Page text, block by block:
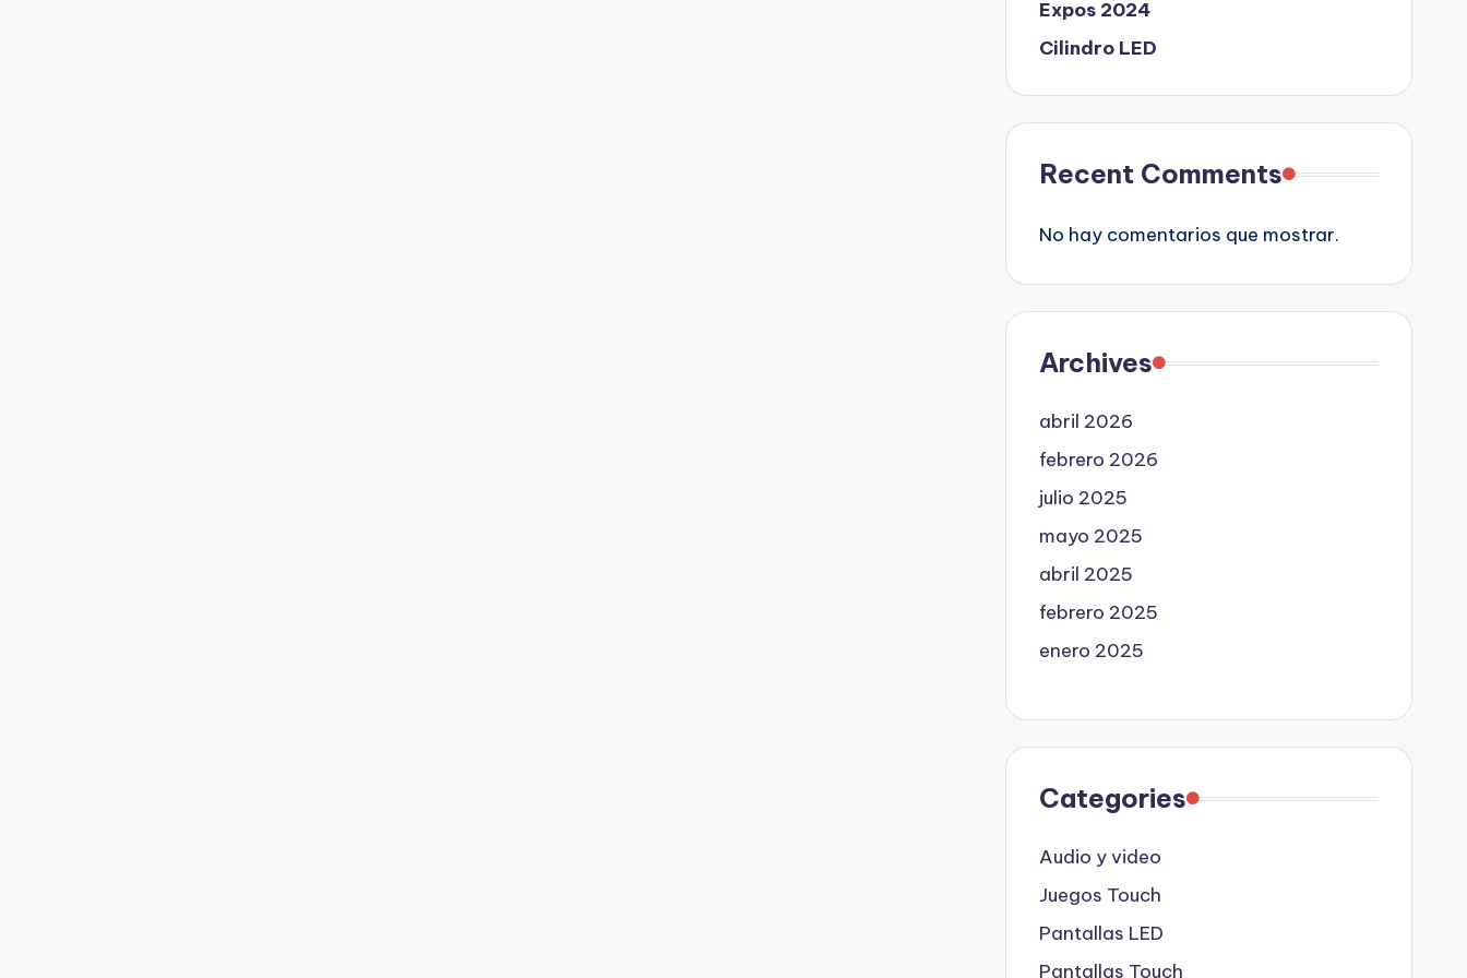
Expos 2024
Cilindro LED
Recent Comments
No hay comentarios que mostrar.
Archives
abril 2026
febrero 2026
julio 2025
mayo 2025
abril 2025
febrero 2025
enero 2025
Categories
Audio y video
Juegos Touch
Pantallas LED
Pantallas Touch